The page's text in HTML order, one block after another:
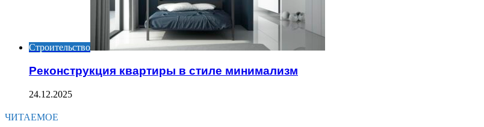
Строительство
Реконструкция квартиры в стиле минимализм
24.12.2025
ЧИТАЕМОЕ